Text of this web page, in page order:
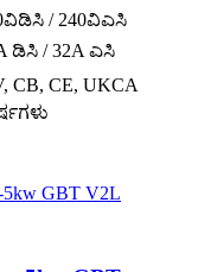
/ 240ವಿಎಸಿ
ಡಿಸಿ / 32A ಎಸಿ
CB, CE, UKCA